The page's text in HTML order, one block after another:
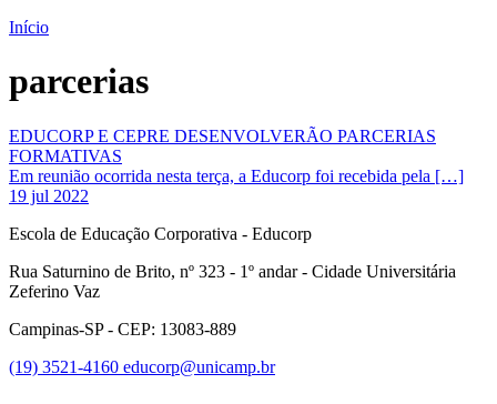
Início
parcerias
EDUCORP E CEPRE DESENVOLVERÃO PARCERIAS
FORMATIVAS
Em reunião ocorrida nesta terça, a Educorp foi recebida pela […]
19 jul 2022
Escola de Educação Corporativa - Educorp
Rua Saturnino de Brito, nº 323 - 1º andar - Cidade Universitária
Zeferino Vaz
Campinas-SP - CEP: 13083-889
(19) 3521-4160 educorp@unicamp.br